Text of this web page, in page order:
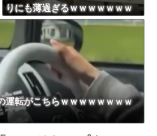
りにも薄過ぎるｗｗｗｗｗｗｗ
ｗｗｗｗｗｗ
運転がこちらｗｗｗｗｗｗｗｗ